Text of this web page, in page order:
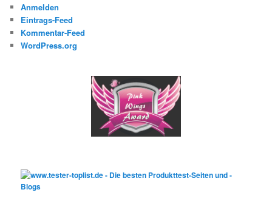
Anmelden
Eintrags-Feed
Kommentar-Feed
WordPress.org